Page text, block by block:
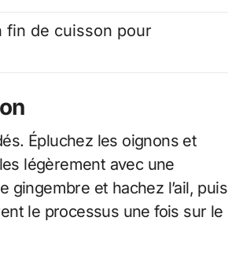
fin de cuisson pour
Épluchez les oignons et
légèrement avec une
gingembre et hachez l’ail, puis
le processus une fois sur le